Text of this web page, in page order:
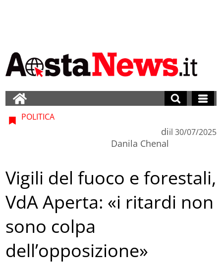
POLITICA
di
Danila Chenal
il 30/07/2025
Vigili del fuoco e forestali,
VdA Aperta: «i ritardi non
sono colpa
dell’opposizione»